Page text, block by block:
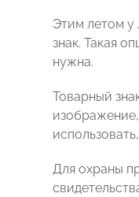
Этим летом у
знак. Такая
нужна.
Товарный
Для охраны